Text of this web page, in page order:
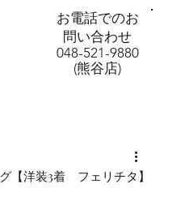
お電話でのお
問い合わせ
048-521-9880
(熊谷店)
【洋装3着 フェリチタ】